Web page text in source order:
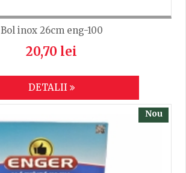
Bol inox 26cm eng-100
20,70 lei
DETALII
Nou